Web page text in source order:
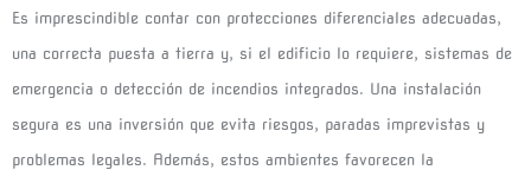
Es imprescindible contar con protecciones diferenciales adecuadas,
una correcta puesta a tierra y, si el edificio lo requiere, sistemas de
emergencia o detección de incendios integrados. Una instalación
segura es una inversión que evita riesgos, paradas imprevistas y
problemas legales. Además, estos ambientes favorecen la